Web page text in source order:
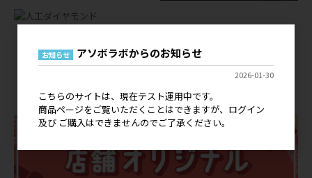
店舗オリジナルグッズ
お知らせ アソボラボからのお知らせ
2026-01-30
こちらのサイトは、現在テスト運用中です。
商品ページをご覧いただくことはできますが、ログイン
及び ご購入はできませんのでご了承ください。